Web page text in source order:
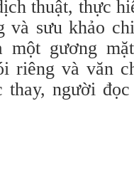
thuật, thực
và sưu khảo
gương
riêng và văn
thay, người